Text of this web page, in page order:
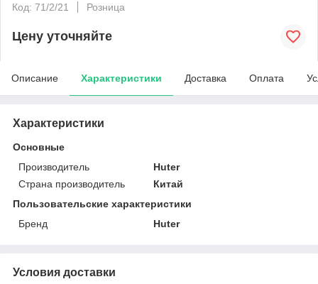
Код: 71/2/21
Розница
Цену уточняйте
Описание Характеристики Доставка Оплата
Характеристики
Основные
Производитель
Huter
Страна производитель
Китай
Пользовательские характеристики
Бренд
Huter
Условия доставки